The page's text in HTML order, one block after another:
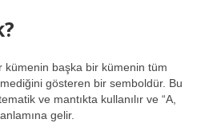
başka bir kümenin tüm
gösteren bir semboldür. Bu
ve mantıkta kullanılır ve “A,
gelir.